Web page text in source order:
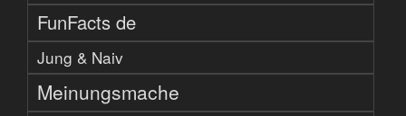
FunFacts de
Jung & Naiv
Meinungsmache